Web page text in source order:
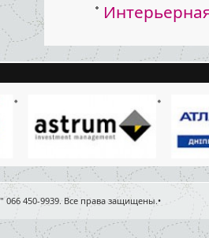
450-9939. Все права защищены.•